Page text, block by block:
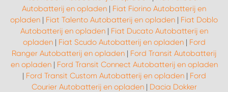
Autobatterij en opladen | Fiat Fiorino Autobatterij en
opladen | Fiat Talento Autobatterij en opladen | Fiat Doblo
Autobatterij en opladen| Fiat Ducato Autobatterij en
opladen| Fiat Scudo Autobatterij en opladen| Ford
Ranger Autobatterij en opladen | Ford Transit Autobatterij
en opladen| Ford Transit Connect Autobatterij en opladen
| Ford Transit Custom Autobatterij en opladen| Ford
Courier Autobatterij en opladen| Dacia Dokker